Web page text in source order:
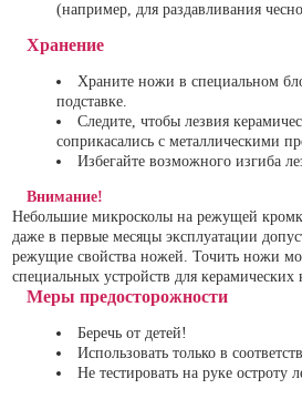
(например, для раздавливания
Хранение
Храните ножи в специальном
подставке.
Следите, чтобы лезвия
соприкасались с металлическими
Избегайте возможного изгиба
Внимание!
Небольшие микросколы на режущей
даже в первые месяцы эксплуатации
режущие свойства ножей. Точить ножи
специальных устройств для керамических
Меры предосторожности
Беречь от детей!
Использовать только в
Не тестировать на руке остроту